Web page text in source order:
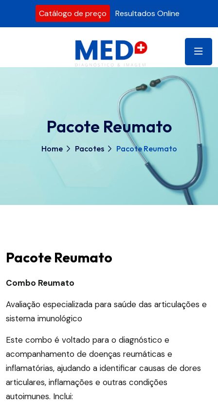
Catálogo de preço Resultados Online
Pacote Reumato
Home Pacotes Pacote Reumato
Pacote Reumato
Combo Reumato
Avaliação especializada para saúde das articulações e
sistema imunológico
Este combo é voltado para o diagnóstico e
acompanhamento de doenças reumáticas e
inflamatórias, ajudando a identificar causas de dores
articulares, inflamações e outras condições
autoimunes. Inclui: